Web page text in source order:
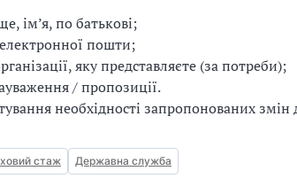
ім’я, по батькові;
пошти;
яку представляєте (за потреби);
/ пропозиції.
необхідності запропонованих змін
стаж Державна служба